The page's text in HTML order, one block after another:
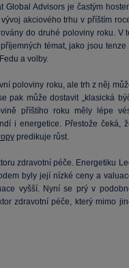
Global Advisors je častým
akciového trhu v příštím
do druhé poloviny roku. V
témat, jako jsou tenze
a volby.
poloviny roku, ale trh z něj
pak může dostavit „klasická
příštího roku měly lépe
i energetice. Přestože čeká,
predikuje růst.
zdravotní péče. Energetiku
byly její nízké ceny a
vyšší. Nyní se prý v
zdravotní péče, který mimo